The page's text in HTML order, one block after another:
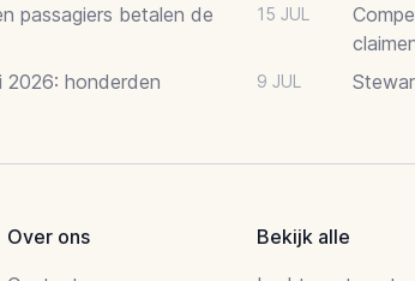
passagiers betalen de
2026: honderden
15 JUL
9 JUL
Over ons
Bekijk alle